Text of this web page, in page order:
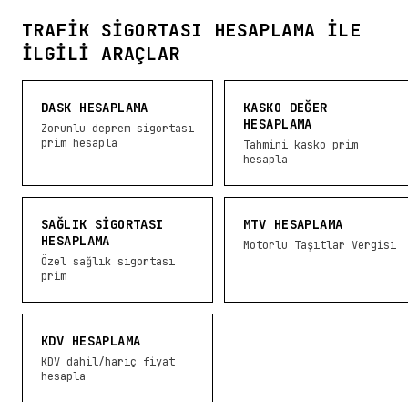
TRAFIK SIGORTASI HESAPLAMA ILE
İLGILI ARAÇLAR
DASK HESAPLAMA
Zorunlu deprem sigortası
prim hesapla
KASKO DEĞER
HESAPLAMA
Tahmini kasko prim
hesapla
SAĞLIK SIGORTASI
HESAPLAMA
Özel sağlık sigortası
prim
MTV HESAPLAMA
Motorlu Taşıtlar Vergisi
KDV HESAPLAMA
KDV dahil/hariç fiyat
hesapla